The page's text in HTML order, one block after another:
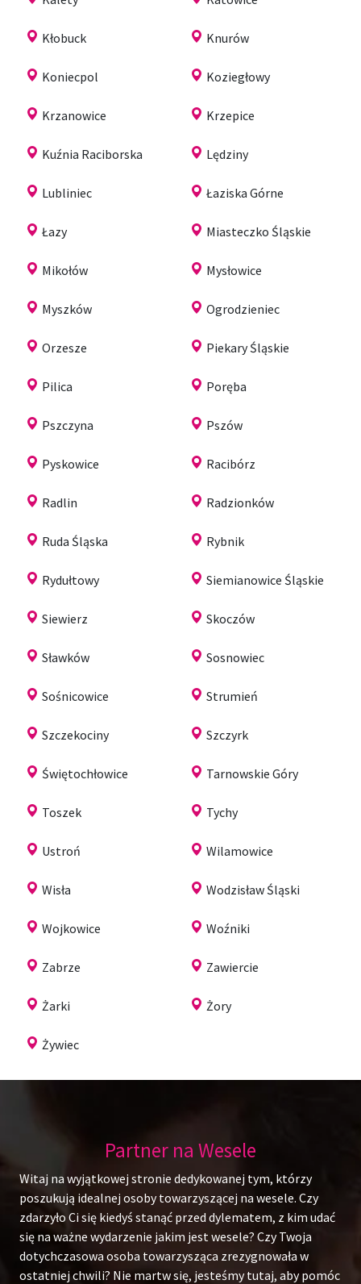
Kłobuck Knurów
Koniecpol Koziegłowy
Krzanowice Krzepice
Kuźnia Raciborska Lędziny
Lubliniec Łaziska Górne
Łazy Miasteczko Śląskie
Mikołów Mysłowice
Myszków Ogrodzieniec
Orzesze Piekary Śląskie
Pilica Poręba
Pszczyna Pszów
Pyskowice Racibórz
Radlin Radzionków
Ruda Śląska Rybnik
Rydułtowy Siemianowice Śląskie
Siewierz Skoczów
Sławków Sosnowiec
Sośnicowice Strumień
Szczekociny Szczyrk
Świętochłowice Tarnowskie Góry
Toszek Tychy
Ustroń Wilamowice
Wisła Wodzisław Śląski
Wojkowice Woźniki
Zabrze Zawiercie
Żarki Żory
Żywiec
Partner na Wesele
Witaj na wyjątkowej stronie dedykowanej tym, którzy
poszukują idealnej osoby towarzyszącej na wesele. Czy
zdarzyło Ci się kiedyś stanąć przed dylematem, z kim udać
się na ważne wydarzenie jakim jest wesele? Czy Twoja
dotychczasowa osoba towarzysząca zrezygnowała w
ostatniej chwili? Nie martw się, jesteśmy tutaj, aby pomóc